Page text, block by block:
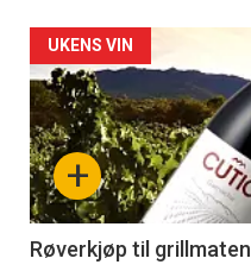
Forsiden
akkurat
nå
-
4
+
UKENS VIN
Røverkjøp til grillmaten